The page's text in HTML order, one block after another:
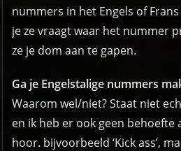
nummers in het Engels of
je ze vraagt waar het nummer
ze je dom aan te gapen.
Ga je Engelstalige nummers
Waarom wel/niet? Staat niet
en ik heb er ook geen behoefte
hoor. bijvoorbeeld ‘Kick ass’,